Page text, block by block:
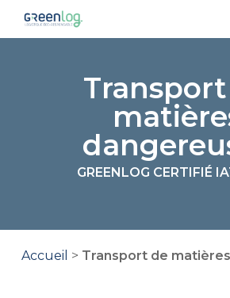
GREENLOG CERTIFIÉ
Accueil > Transport de